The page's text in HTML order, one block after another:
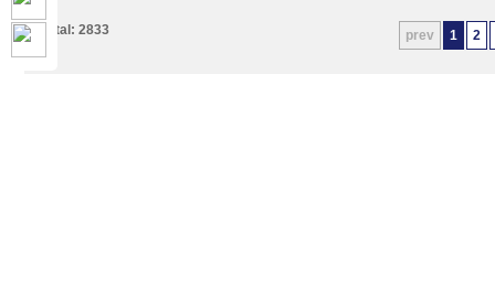
prev 1 2
Total: 2833